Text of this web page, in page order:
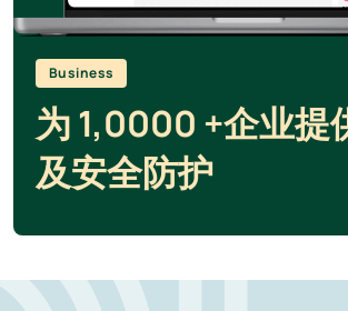
Business
为 1,0000 +企业提
及安全防护